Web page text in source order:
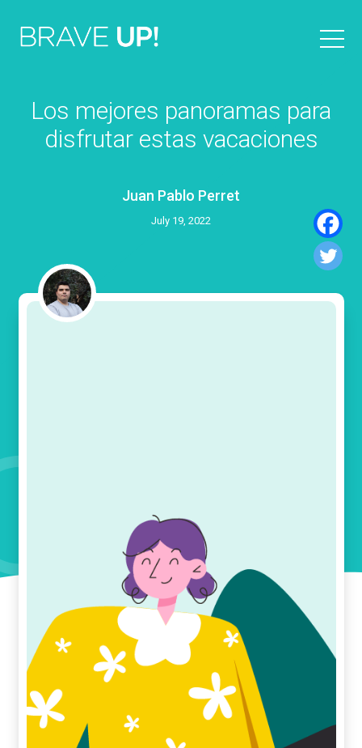
Los mejores panoramas para
disfrutar estas vacaciones
Juan Pablo Perret
July 19, 2022